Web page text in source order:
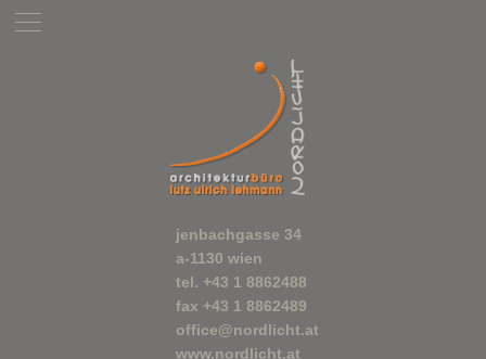
jenbachgasse 34
a-1130 wien
tel. +43 1 8862488
fax +43 1 8862489
office@nordlicht.at
www.nordlicht.at